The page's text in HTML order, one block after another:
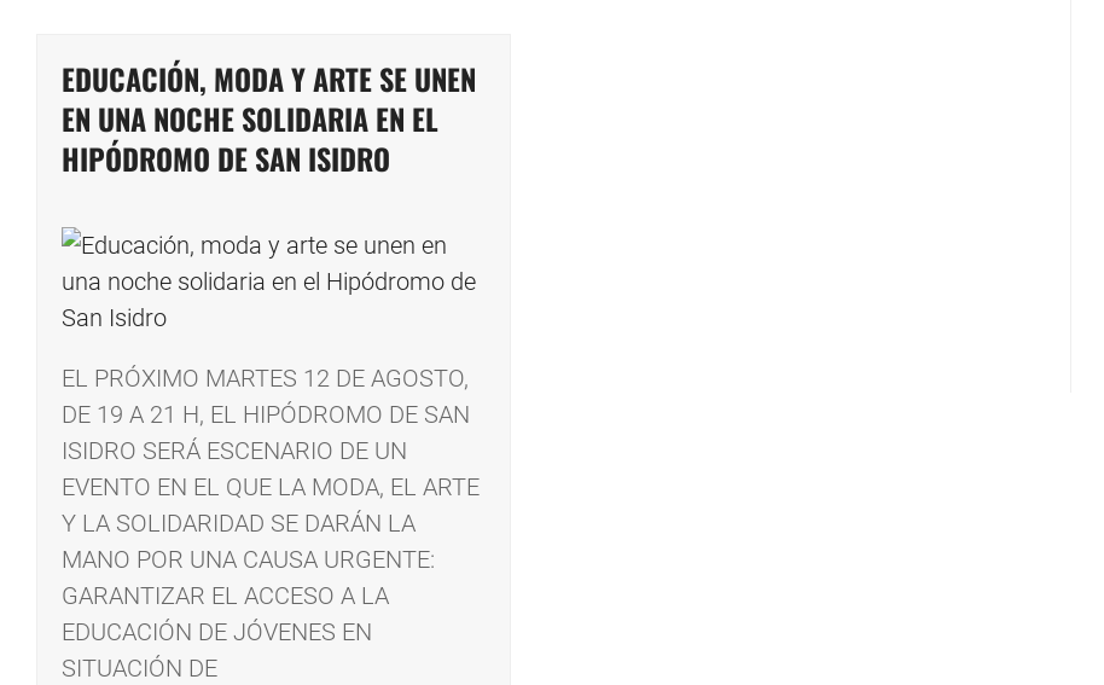
EDUCACIÓN, MODA Y ARTE SE UNEN
EN UNA NOCHE SOLIDARIA EN EL
HIPÓDROMO DE SAN ISIDRO
EL PRÓXIMO MARTES 12 DE AGOSTO,
DE 19 A 21 H, EL HIPÓDROMO DE SAN
ISIDRO SERÁ ESCENARIO DE UN
EVENTO EN EL QUE LA MODA, EL ARTE
Y LA SOLIDARIDAD SE DARÁN LA
MANO POR UNA CAUSA URGENTE:
GARANTIZAR EL ACCESO A LA
EDUCACIÓN DE JÓVENES EN
SITUACIÓN DE